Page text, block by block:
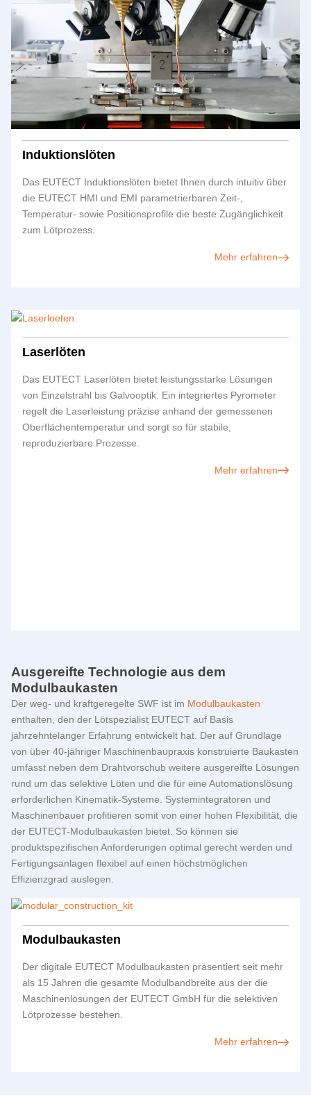
Induktionslöten
Das EUTECT Induktionslöten bietet Ihnen durch intuitiv über
die EUTECT HMI und EMI parametrierbaren Zeit-,
Temperatur- sowie Positionsprofile die beste Zugänglichkeit
zum Lötprozess.
Mehr erfahren
Laserlöten
Das EUTECT Laserlöten bietet leistungsstarke Lösungen
von Einzelstrahl bis Galvooptik. Ein integriertes Pyrometer
regelt die Laserleistung präzise anhand der gemessenen
Oberflächentemperatur und sorgt so für stabile,
reproduzierbare Prozesse.
Mehr erfahren
Ausgereifte Technologie aus dem
Modulbaukasten
Der weg- und kraftgeregelte SWF ist im Modulbaukasten
enthalten, den der Lötspezialist EUTECT auf Basis
jahrzehntelanger Erfahrung entwickelt hat. Der auf Grundlage
von über 40-jähriger Maschinenbaupraxis konstruierte Baukasten
umfasst neben dem Drahtvorschub weitere ausgereifte Lösungen
rund um das selektive Löten und die für eine Automationslösung
erforderlichen Kinematik-Systeme. Systemintegratoren und
Maschinenbauer profitieren somit von einer hohen Flexibilität, die
der EUTECT-Modulbaukasten bietet. So können sie
produktspezifischen Anforderungen optimal gerecht werden und
Fertigungsanlagen flexibel auf einen höchstmöglichen
Effizienzgrad auslegen.
Modulbaukasten
Der digitale EUTECT Modulbaukasten präsentiert seit mehr
als 15 Jahren die gesamte Modulbandbreite aus der die
Maschinenlösungen der EUTECT GmbH für die selektiven
Lötprozesse bestehen.
Mehr erfahren